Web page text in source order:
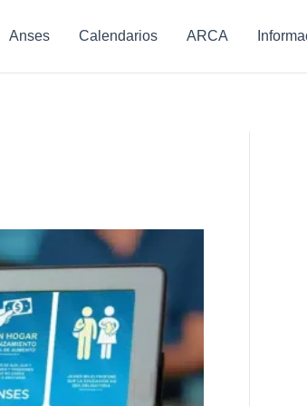
Anses Calendarios ARCA